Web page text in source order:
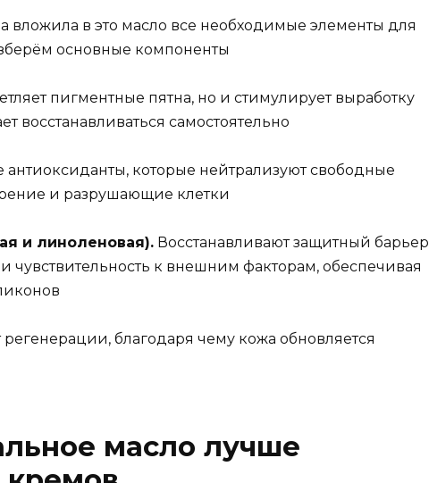
вложила в это масло все необходимые элементы для
основные компоненты
пигментные пятна, но и стимулирует выработку
восстанавливаться самостоятельно
которые нейтрализуют свободные
и разрушающие клетки
и линоленовая). Восстанавливают защитный барьер
чувствительность к внешним факторам, обеспечивая
регенерации, благодаря чему кожа обновляется
масло лучше